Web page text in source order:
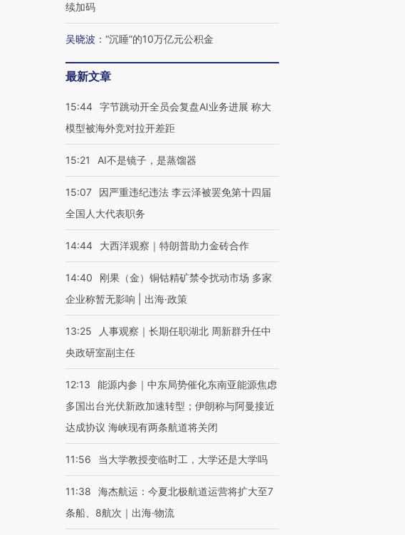
续加码
吴晓波 ： “沉睡”的10万亿元公积金
最新文章
15:44 字节跳动开全员会复盘AI业务进展 称大
模型被海外竞对拉开差距
15:21 AI不是镜子，是蒸馏器
15:07
因严重违纪违法 李云泽被罢免第十四届
全国人大代表职务
14:44 大西洋观察｜特朗普助力金砖合作
14:40
刚果（金）铜钴精矿禁令扰动市场 多家
企业称暂无影响 | 出海·政策
13:25
人事观察｜长期任职湖北 周新群升任中
央政研室副主任
12:13
能源内参｜中东局势催化东南亚能源焦虑
多国出台光伏新政加速转型；伊朗称与阿曼接近
达成协议 海峡现有两条航道将关闭
11:56 当大学教授变临时工，大学还是大学吗
11:38
海杰航运：今夏北极航道运营将扩大至7
条船、8航次｜出海·物流